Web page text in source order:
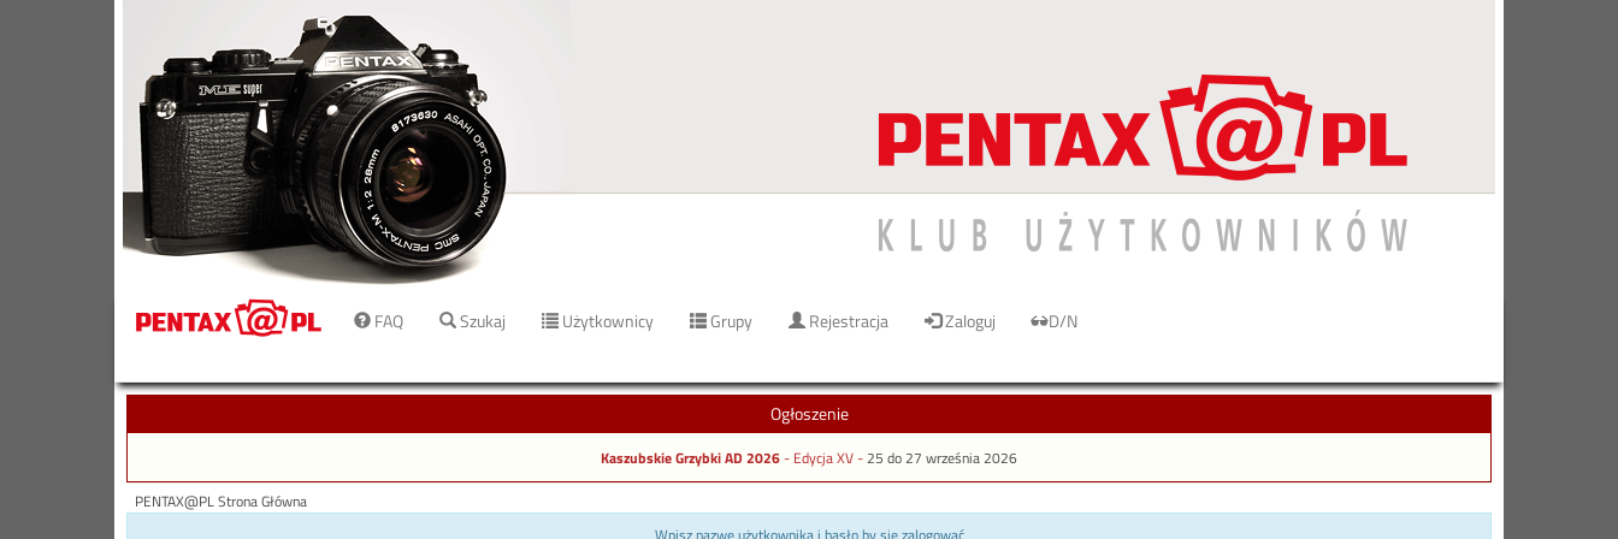
FAQ Szukaj Użytkownicy Grupy Rejestracja Zaloguj D/N
Ogłoszenie
Kaszubskie Grzybki AD 2026- Edycja XV -25 do 27 września 2026
PENTAX@PL Strona Główna